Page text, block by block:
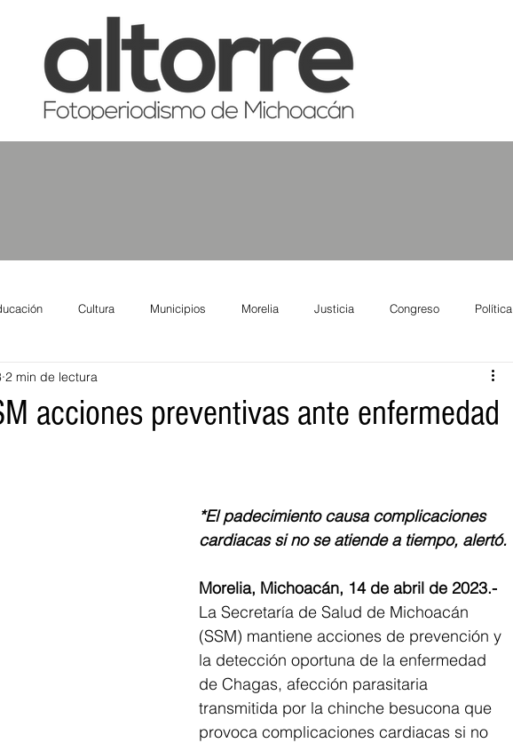
Cultura Municipios Morelia Justicia Congreso Política
Salud
Proam Desarrollo Urbano
acciones preventivas ante enfermedad
2 min de lectura
*El padecimiento causa complicaciones
cardiacas si no se atiende a tiempo, alertó.
Morelia, Michoacán, 14 de abril de 2023.-
La Secretaría de Salud de Michoacán
(SSM) mantiene acciones de prevención y
la detección oportuna de la enfermedad
de Chagas, afección parasitaria
transmitida por la chinche besucona que
provoca complicaciones cardiacas si no